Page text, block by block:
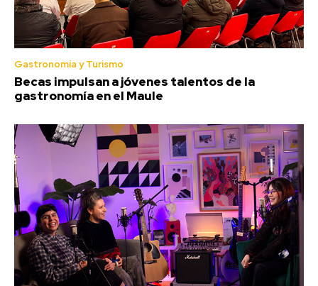
Gastronomía y Turismo
Becas impulsan a jóvenes talentos de la
gastronomía en el Maule